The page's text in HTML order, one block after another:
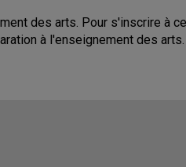
des arts. Pour s'inscrire à
à l'enseignement des arts.